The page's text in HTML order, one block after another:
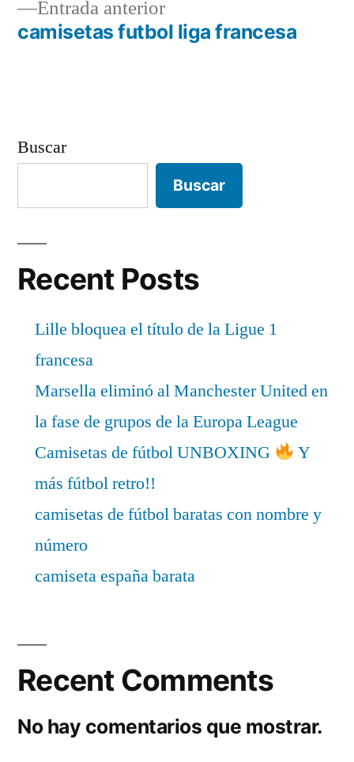
deEntrada anteriorEntrada
anterior:
camisetas futbol liga francesa
Buscar
Buscar
Recent Posts
Lille bloquea el título de la Ligue 1
francesa
Marsella eliminó al Manchester United en
la fase de grupos de la Europa League
Camisetas de fútbol UNBOXING
Y
más fútbol retro!!
camisetas de fútbol baratas con nombre y
número
camiseta españa barata
Recent Comments
No hay comentarios que mostrar.